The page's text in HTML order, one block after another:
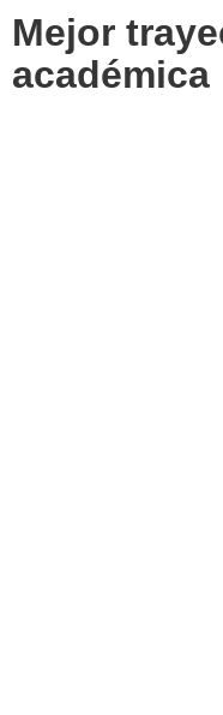
Mejor
académica